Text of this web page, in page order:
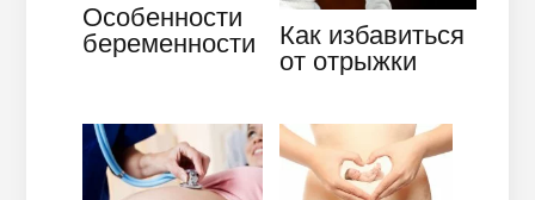
Особенности
беременности
происходит в
этот…
Как избавиться
от отрыжки
и и народными
методами